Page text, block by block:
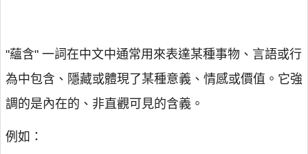
"蘊含" 一詞在中文中通常用來表達某種事物、言語或行
為中包含、隱藏或體現了某種意義、情感或價值。它強
調的是內在的、非直觀可見的含義。
例如：